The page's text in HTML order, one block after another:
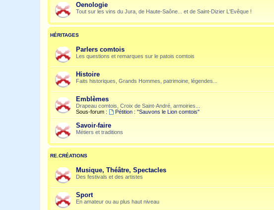
Oenologie
Tout sur les vins du Jura, de Haute-Saône... et de Saint-Dizier L'Evêque !
HÉRITAGES
Parlers comtois
Les questions et remarques sur le patois comtois
Histoire
Faits historiques, Grands Hommes, patrimoine, légendes...
Emblèmes
Drapeau comtois, Croix de Saint-André, armoiries...
Sous-forum :
Pétition : "Sauvons le Lion comtois"
Savoir-faire
Métiers et traditions
RE.CRÉATIONS
Musique, Théâtre, Spectacles
Des festivals et des artistes
Sport
En amateur ou au plus haut niveau